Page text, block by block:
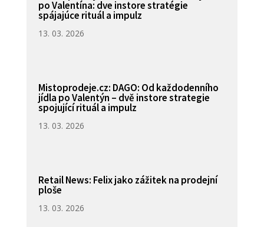
po Valentína: dve instore stratégie
spájajúce rituál a impulz
13. 03. 2026
Mistoprodeje.cz: DAGO: Od každodenního
jídla po Valentýn – dvě instore strategie
spojující rituál a impulz
13. 03. 2026
Retail News: Felix jako zážitek na prodejní
ploše
13. 03. 2026